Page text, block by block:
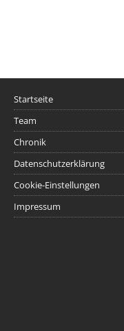
Startseite
Team
Chronik
Datenschutzerklärung
Cookie-Einstellungen
Impressum